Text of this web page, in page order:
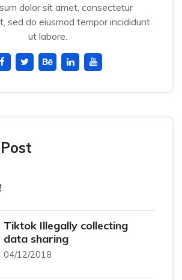
dolor sit amet, consectetur
sed do eiusmod tempor incididunt
ut labore.
Tiktok Illegally collecting
data sharing
04/12/2018